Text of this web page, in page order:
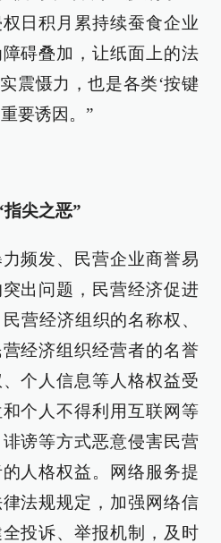
日积月累持续蚕食企业
碍叠加，让纸面上的法
震慑力，也是各类‘按键
要诱因。”
尖之恶”
频发、民营企业商誉易
出问题，民营经济促进
营经济组织的名称权、
经济组织经营者的名誉
个人信息等人格权益受
个人不得利用互联网等
谤等方式恶意侵害民营
人格权益。网络服务提
法规规定，加强网络信
投诉、举报机制，及时